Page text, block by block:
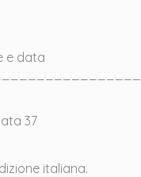
e data
37
italiana.